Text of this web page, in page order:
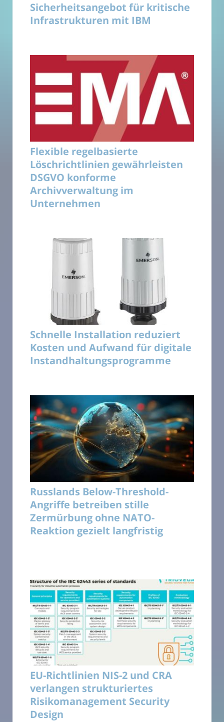
Sicherheitsangebot für kritische
Infrastrukturen mit IBM
Flexible regelbasierte
Löschrichtlinien gewährleisten
DSGVO konforme
Archivverwaltung im
Unternehmen
Schnelle Installation reduziert
Kosten und Aufwand für digitale
Instandhaltungsprogramme
Russlands Below-Threshold-
Angriffe betreiben stille
Zermürbung ohne NATO-
Reaktion gezielt langfristig
EU-Richtlinien NIS-2 und CRA
verlangen strukturiertes
Risikomanagement Security
Design